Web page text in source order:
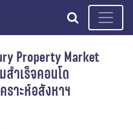
search
Property Market
สำเร็จคอนโด
ราะห์อสังหาฯ